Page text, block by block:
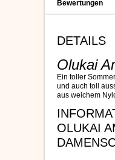
Bewertungen
DETAILS
Olukai
Ein toller
und auch toll
aus weichem
OLUKAI